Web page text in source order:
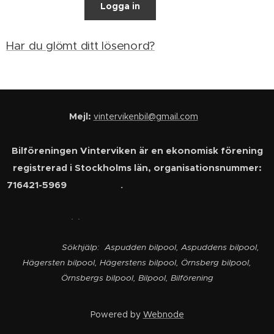
Logga in
Har du glömt ditt lösenord?
Mejl: vintervikenbil@gmail.com
Bilföreningen Vinterviken är en ekonomisk förening
registrerad i Stockholms län, organisationsnummer:
716421-5969
.
. .
Sökhjälp: Aspudden bilpool, Aspuddens bilpool,
Hägersten bilpool, Hägerstens bilpool, Örnsberg bilpool,
Örnsbergs bilpool, Bilpool, Bilförening
Powered by Webnode